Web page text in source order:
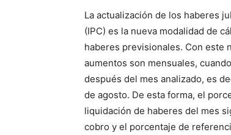
La actualización de los haberes
(IPC) es la nueva modalidad de
haberes previsionales. Con este
aumentos son mensuales,
después del mes analizado, es
de agosto. De esta forma, el
liquidación de haberes del mes
cobro y el porcentaje de